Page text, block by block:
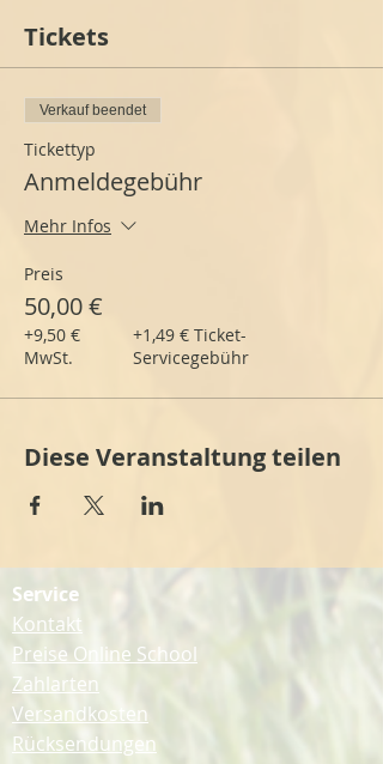
Tickets
Verkauf beendet
Tickettyp
Anmeldegebühr
Mehr Infos
Preis
50,00 €
+9,50 €
MwSt.
+1,49 € Ticket-
Servicegebühr
Diese Veranstaltung teilen
Service
Kontakt
Preise Online School
Zahlarten
Versandkosten
Rücksendungen